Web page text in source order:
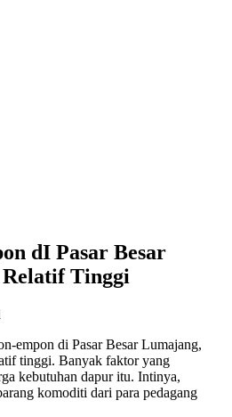
dI Pasar Besar
Tinggi
empon di Pasar Besar Lumajang,
tinggi. Banyak faktor yang
kebutuhan dapur itu. Intinya,
komoditi dari para pedagang